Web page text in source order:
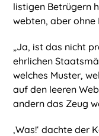
listigen Betrügern
webten, aber ohne
„Ja, ist das nicht
ehrlichen
welches Muster,
auf den leeren
andern das Zeug
‚Was!‘ dachte der